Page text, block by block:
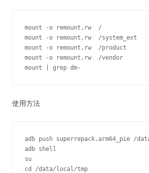
mount -o remount,rw  /
mount -o remount,rw  /system_ext
mount -o remount,rw  /product
mount -o remount,rw  /vendor
使用方法
adb push superrepack.arm64_pie /
adb shell
su
cd /data/local/tmp